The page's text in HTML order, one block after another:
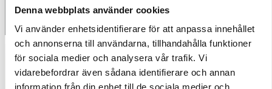
Denna webbplats använder cookies
Vi använder enhetsidentifierare för att anpassa innehållet
och annonserna till användarna, tillhandahålla funktioner
för sociala medier och analysera vår trafik. Vi
vidarebefordrar även sådana identifierare och annan